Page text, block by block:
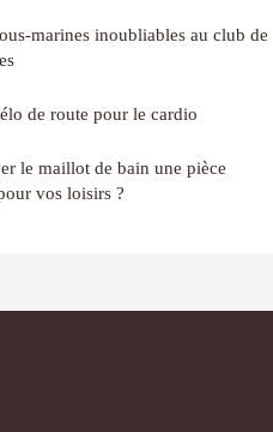
marines inoubliables au club de
de route pour le cardio
le maillot de bain une pièce
vos loisirs ?